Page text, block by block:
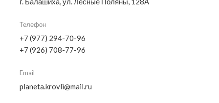
Телефон
+7 (977) 294-70-96
+7 (926) 708-77-96
Email
planeta.krovli@mail.ru